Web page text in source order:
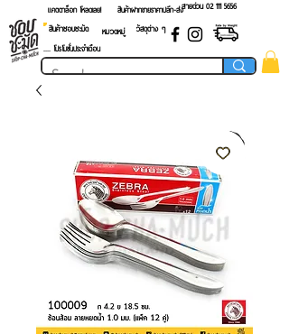
แคตตาล็อก โหลดเลย! สายด่วน 02 ​111 5656
สินค้าฝากขายราคาปลีก-ส่ง
สินค้าชอบชะมัด
หมวดหมู่
วัสดุต่าง ๆ
.... โปรโมชั่นประจำเดือน